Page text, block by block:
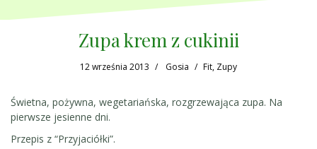
Zupa krem z cukinii
12 września 2013 Gosia Fit, Zupy
Świetna, pożywna, wegetariańska, rozgrzewająca zupa. Na
pierwsze jesienne dni.
Przepis z “Przyjaciółki”.